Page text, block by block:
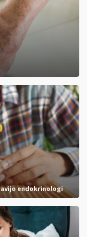
endokrinologi